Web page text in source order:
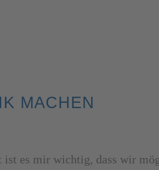
MACHEN
es mir wichtig, dass wir